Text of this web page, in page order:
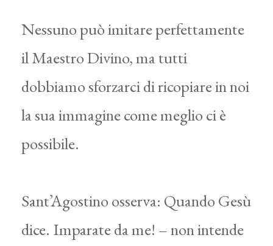
Nessuno può imitare perfettamente
il Maestro Divino, ma tutti
dobbiamo sforzarci di ricopiare in noi
la sua immagine come meglio ci è
possibile.
Sant’Agostino osserva: Quando Gesù
dice. Imparate da me! – non intende